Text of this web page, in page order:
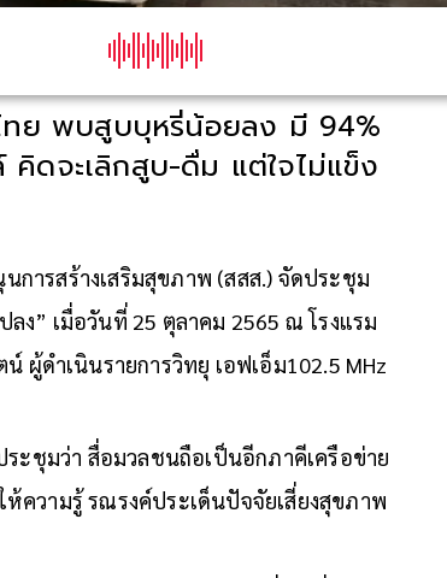
ทย พบสูบบุหรี่น้อยลง มี 94%
ดจะเลิกสูบ-ดื่ม แต่ใจไม่แข็ง
ารสร้างเสริมสุขภาพ (สสส.) จัดประชุม
ง” เมื่อวันที่ 25 ตุลาคม 2565 ณ โรงแรม
ผู้ดำเนินรายการวิทยุ เอฟเอ็ม102.5 MHz
ระชุมว่า สื่อมวลชนถือเป็นอีกภาคีเครือข่าย
ความรู้ รณรงค์ประเด็นปัจจัยเสี่ยงสุขภาพ